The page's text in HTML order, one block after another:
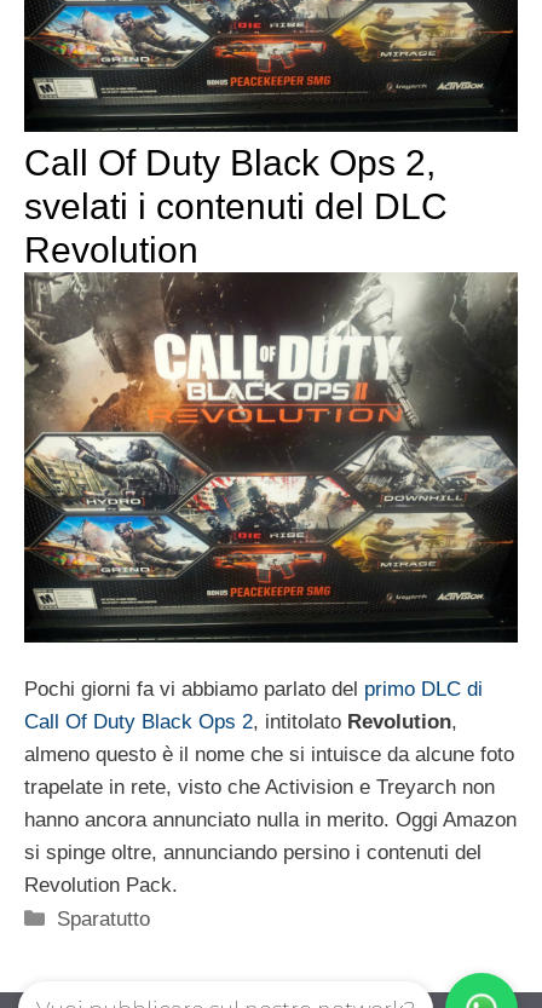
Call Of Duty Black Ops 2,
svelati i contenuti del DLC
Revolution
Pochi giorni fa vi abbiamo parlato del primo DLC di
Call Of Duty Black Ops 2, intitolato Revolution,
almeno questo è il nome che si intuisce da alcune foto
trapelate in rete, visto che Activision e Treyarch non
hanno ancora annunciato nulla in merito. Oggi Amazon
si spinge oltre, annunciando persino i contenuti del
Revolution Pack.
Categorie
Sparatutto